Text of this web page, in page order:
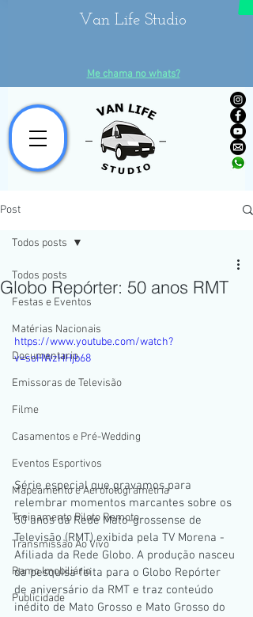
Van Life Studio
Me chama no whats?
Post
Todos posts
Festas e Eventos
Matérias Nacionais
Documentario
Emissoras de Televisão
Filme
Casamentos e Pré-Wedding
Eventos Esportivos
Mapeamento e Aerofotogrametria
Treinamento Piloto Remoto
Transmissão Ao Vivo
Ramo Imobiliário
Publicidade
Todos posts
Globo Repórter: 50 anos RMT
https://www.youtube.com/watch?
v=soHWzHHjb68
Série especial que gravamos para
relembrar momentos marcantes sobre os
50 anos da Rede Mato-grossense de
Televisão (RMT) exibida pela TV Morena -
Afiliada da Rede Globo. A produção nasceu
da pesquisa feita para o Globo Repórter
de aniversário da RMT e traz conteúdo
inédito de Mato Grosso e Mato Grosso do